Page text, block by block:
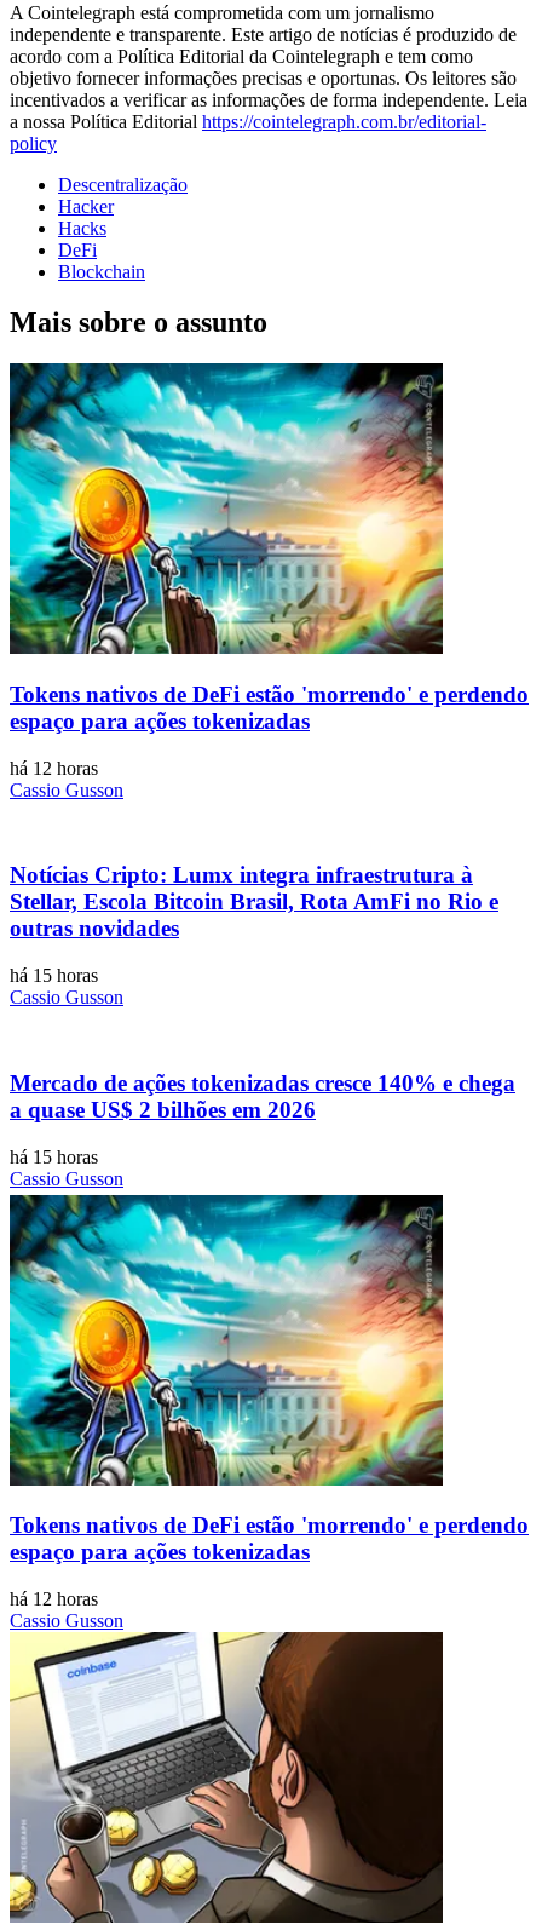
A Cointelegraph está comprometida com um jornalismo
independente e transparente. Este artigo de notícias é produzido de
acordo com a Política Editorial da Cointelegraph e tem como
objetivo fornecer informações precisas e oportunas. Os leitores são
incentivados a verificar as informações de forma independente. Leia
a nossa Política Editorial https://cointelegraph.com.br/editorial-
policy
Descentralização
Hacker
Hacks
DeFi
Blockchain
Mais sobre o assunto
Tokens nativos de DeFi estão 'morrendo' e perdendo
espaço para ações tokenizadas
há 12 horas
Cassio Gusson
Notícias Cripto: Lumx integra infraestrutura à
Stellar, Escola Bitcoin Brasil, Rota AmFi no Rio e
outras novidades
há 15 horas
Cassio Gusson
Mercado de ações tokenizadas cresce 140% e chega
a quase US$ 2 bilhões em 2026
há 15 horas
Cassio Gusson
Tokens nativos de DeFi estão 'morrendo' e perdendo
espaço para ações tokenizadas
há 12 horas
Cassio Gusson